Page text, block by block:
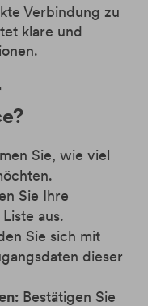
Verbindung zu
klare und
Sie, wie viel
Sie Ihre
aus.
Sie sich mit
dieser
Bestätigen Sie